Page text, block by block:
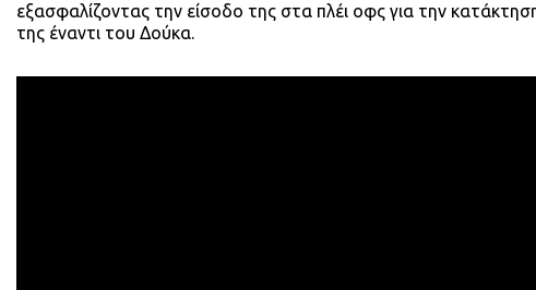
εξασφαλίζοντας την είσοδο της στα πλέι οφς για την
της έναντι του Δούκα.